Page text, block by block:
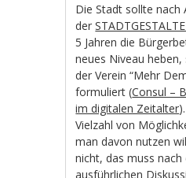
Die Stadt sollte nach
der
5 Jahren die
neues Niveau
der Verein “Mehr
formuliert (Consul –
im digitalen Zeitalter
Vielzahl von
man davon nutzen
nicht, das muss nach
ausführlichen